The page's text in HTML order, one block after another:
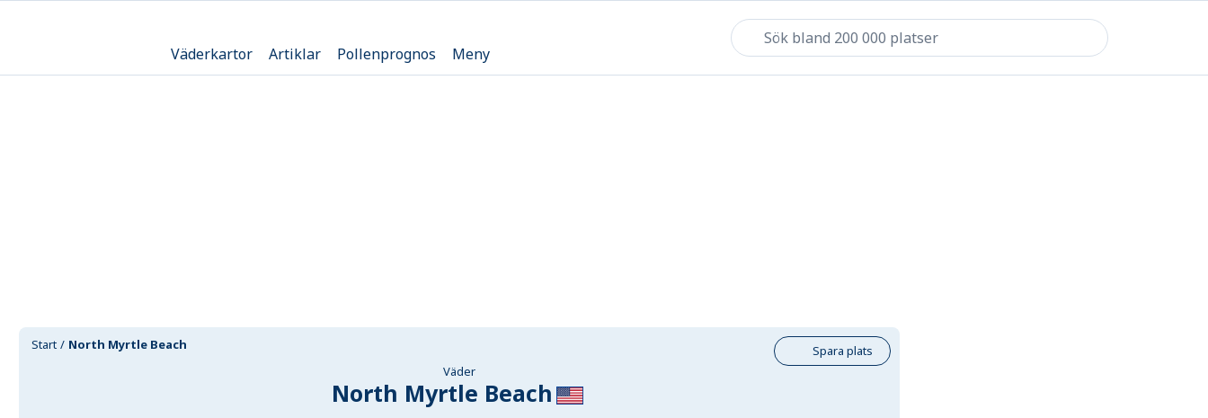
Väderkartor Artiklar Pollenprognos Meny
Start North Myrtle Beach
Spara plats
Väder
North Myrtle Beach